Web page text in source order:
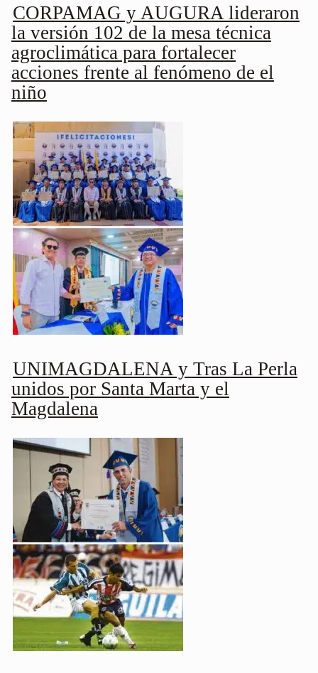
CORPAMAG y AUGURA lideraron
la versión 102 de la mesa técnica
agroclimática para fortalecer
acciones frente al fenómeno de el
niño
UNIMAGDALENA y Tras La Perla
unidos por Santa Marta y el
Magdalena